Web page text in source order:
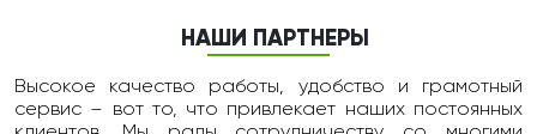
НАШИ ПАРТНЕРЫ
Высокое качество работы, удобство и грамотный
сервис – вот то, что привлекает наших постоянных